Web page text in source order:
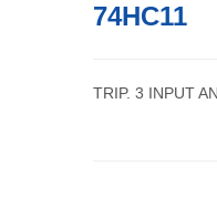
74HC11
TRIP. 3 INPUT